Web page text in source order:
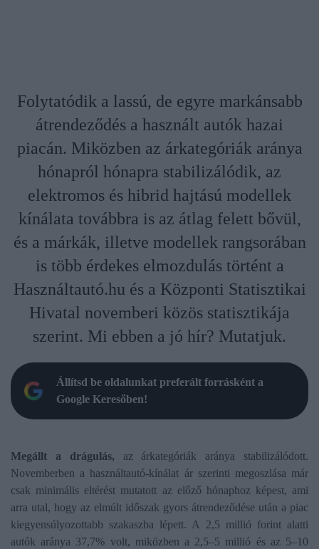
Folytatódik a lassú, de egyre markánsabb
átrendeződés a használt autók hazai
piacán. Miközben az árkategóriák aránya
hónapról hónapra stabilizálódik, az
elektromos és hibrid hajtású modellek
kínálata továbbra is az átlag felett bővül,
és a márkák, illetve modellek rangsorában
is több érdekes elmozdulás történt a
Használtautó.hu és a Központi Statisztikai
Hivatal novemberi közös statisztikája
szerint. Mi ebben a jó hír? Mutatjuk.
Állítsd be oldalunkat preferált forrásként a
Google Keresőben!
Megállt a drágulás, az árkategóriák aránya stabilizálódott.
Novemberben a használtautó-kínálat ár szerinti megoszlása már
csak minimális eltérést mutatott az előző hónaphoz képest, ami
arra utal, hogy az elmúlt időszak gyors átrendeződése után a piac
kiegyensúlyozottabb szakaszba lépett. A 2,5 millió forint alatti
autók aránya 37,7% volt, miközben a 2,5–5 millió és az 5–10